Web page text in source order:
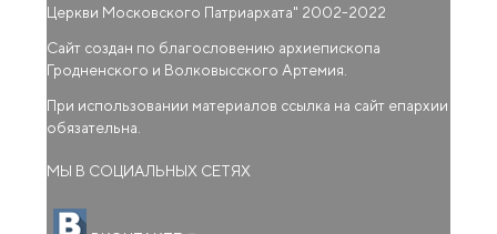
Церкви Московского Патриархата" 2002-2022
Сайт создан по благословению архиепископа
Гродненского и Волковысского Артемия.
При использовании материалов ссылка на сайт епархии
обязательна.
МЫ В СОЦИАЛЬНЫХ СЕТЯХ